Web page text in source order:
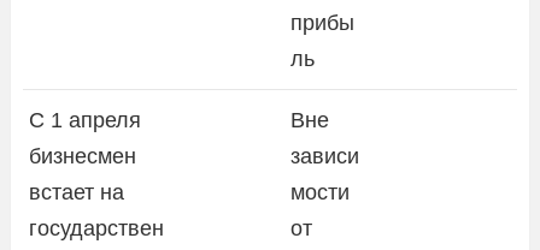
прибы
ль
С 1 апреля
бизнесмен
встает на
государствен
Вне
зависи
мости
от